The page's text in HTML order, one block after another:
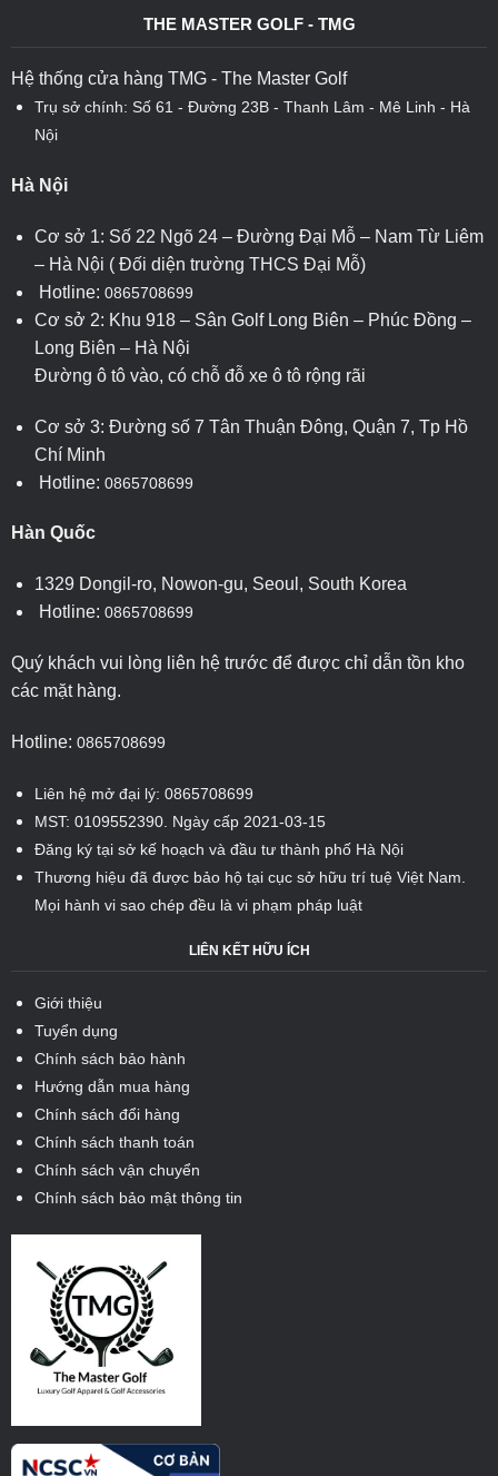
THE MASTER GOLF - TMG
Hệ thống cửa hàng TMG - The Master Golf
Trụ sở chính: Số 61 - Đường 23B - Thanh Lâm - Mê Linh - Hà
Nội
Hà Nội
Cơ sở 1: Số 22 Ngõ 24 – Đường Đại Mỗ – Nam Từ Liêm
– Hà Nội ( Đối diện trường THCS Đại Mỗ)
Hotline: 0865708699
Cơ sở 2: Khu 918 – Sân Golf Long Biên – Phúc Đồng –
Long Biên – Hà Nội
Đường ô tô vào, có chỗ đỗ xe ô tô rộng rãi
Cơ sở 3: Đường số 7 Tân Thuận Đông, Quận 7, Tp Hồ
Chí Minh
Hotline: 0865708699
Hàn Quốc
1329 Dongil-ro, Nowon-gu, Seoul, South Korea
Hotline: 0865708699
Quý khách vui lòng liên hệ trước để được chỉ dẫn tồn kho
các mặt hàng.
Hotline: 0865708699
Liên hệ mở đại lý: 0865708699
MST: 0109552390. Ngày cấp 2021-03-15
Đăng ký tại sở kế hoạch và đầu tư thành phố Hà Nội
Thương hiệu đã được bảo hộ tại cục sở hữu trí tuệ Việt Nam.
Mọi hành vi sao chép đều là vi phạm pháp luật
LIÊN KẾT HỮU ÍCH
Giới thiệu
Tuyển dụng
Chính sách bảo hành
Hướng dẫn mua hàng
Chính sách đổi hàng
Chính sách thanh toán
Chính sách vận chuyển
Chính sách bảo mật thông tin